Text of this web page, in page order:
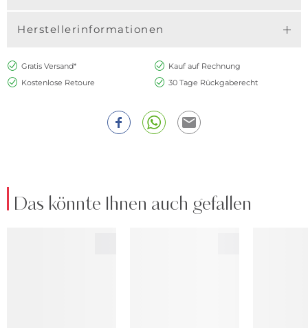
Herstellerinformationen
Gratis Versand*
Kauf auf Rechnung
Kostenlose Retoure
30 Tage Rückgaberecht
Das könnte Ihnen auch gefallen